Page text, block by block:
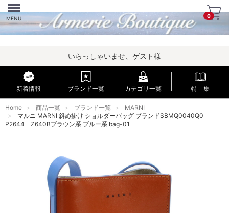
Menu
MENU 0
いらっしゃいませ、ゲスト様
新着情報 ブランド一覧 カテゴリ一覧 特 集
Home 商品一覧 ブランド一覧
MARNI
マルニ MARNI 斜め掛け ショルダーバッグ ブランドSBMQ0040Q0
P2644 Z640Bブラウン系 ブルー系 bag-01